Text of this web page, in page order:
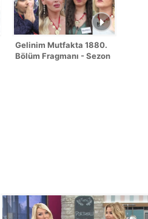
Gelinim Mutfakta 1880.
Bölüm Fragmanı - Sezon